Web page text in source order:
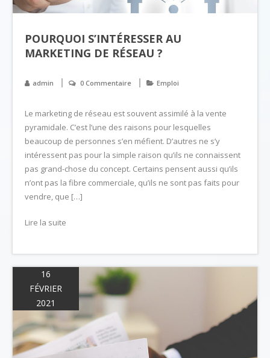
POURQUOI S’INTÉRESSER AU
MARKETING DE RÉSEAU ?
admin 0 Commentaire Emploi
Le marketing de réseau est souvent assimilé à la vente
pyramidale. C’est l’une des raisons pour lesquelles
beaucoup de personnes s’en méfient. D’autres ne s’y
intéressent pas pour la simple raison qu’ils ne connaissent
pas grand-chose du concept. Certains pensent aussi qu’ils
n’ont pas la fibre commerciale, qu’ils ne sont pas faits pour
vendre, que […]
Lire la suite
16
FÉVRIER
2021